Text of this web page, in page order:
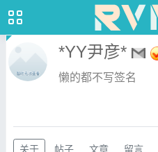
*YY尹彦*
懒的都不写签名
关于 帖子 文章 留言